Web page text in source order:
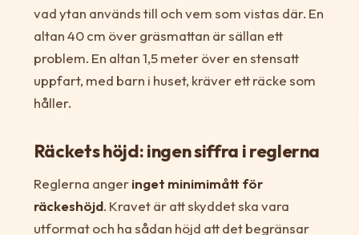
vad ytan används till och vem som vistas där. En
altan 40 cm över gräsmattan är sällan ett
problem. En altan 1,5 meter över en stensatt
uppfart, med barn i huset, kräver ett räcke som
håller.
Räckets höjd: ingen siffra i reglerna
Reglerna angeringet minimimått för
räckeshöjd. Kravet är att skyddet ska vara
utformat och ha sådan höjd att det begränsar